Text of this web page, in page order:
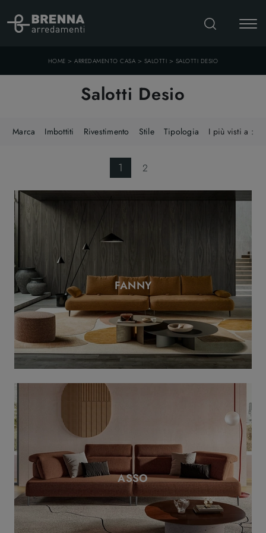
HOME >ARREDAMENTO CASA > SALOTTI > SALOTTI DESIO
Salotti Desio
Marca Imbottiti Rivestimento Stile Tipologia I più visti a :
1 2
FANNY
ASSO